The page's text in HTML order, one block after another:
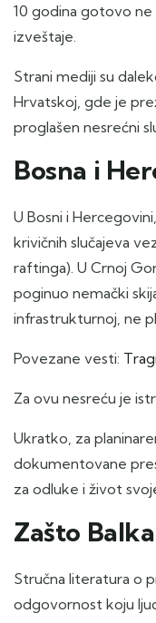
10 godina gotovo ne
izveštaje.
Strani mediji su
Hrvatskoj, gde je
proglašen nesrećni
Bosna i
U Bosni i
krivičnih slučajeva
raftinga). U Crnoj
poginuo nemački
infrastrukturnoj, ne
Povezane vesti:
Za ovu nesreću je
Ukratko, za
dokumentovane
za odluke i život
Zašto
Stručna literatura o
odgovornost koju